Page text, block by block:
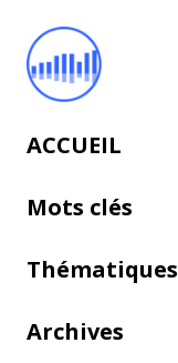
ACCUEIL
Mots clés
Thématiques
Archives